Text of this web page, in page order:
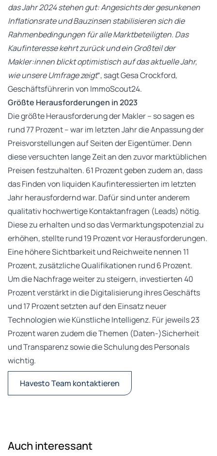
das Jahr 2024 stehen gut: Angesichts der gesunkenen
Inflationsrate und Bauzinsen stabilisieren sich die
Rahmenbedingungen für alle Marktbeteiligten. Das
Kaufinteresse kehrt zurück und ein Großteil der
Makler:innen blickt optimistisch auf das aktuelle Jahr,
wie unsere Umfrage zeigt“, sagt Gesa Crockford,
Geschäftsführerin von ImmoScout24.
Größte Herausforderungen in 2023
Die größte Herausforderung der Makler – so sagen es
rund 77 Prozent – war im letzten Jahr die Anpassung der
Preisvorstellungen auf Seiten der Eigentümer. Denn
diese versuchten lange Zeit an den zuvor marktüblichen
Preisen festzuhalten. 61 Prozent geben zudem an, dass
das Finden von liquiden Kaufinteressierten im letzten
Jahr herausfordernd war. Dafür sind unter anderem
qualitativ hochwertige Kontaktanfragen (Leads) nötig.
Diese zu erhalten und so das Vermarktungspotenzial zu
erhöhen, stellte rund 19 Prozent vor Herausforderungen.
Eine höhere Sichtbarkeit und Reichweite nennen 11
Prozent, zusätzliche Qualifikationen rund 6 Prozent.
Um die Nachfrage weiter zu steigern, investierten 40
Prozent verstärkt in die Digitalisierung ihres Geschäfts
und 17 Prozent setzten auf den Einsatz neuer
Technologien wie Künstliche Intelligenz. Für jeweils 23
Prozent waren zudem die Themen (Daten-)Sicherheit
und Transparenz sowie die Schulung des Personals
wichtig.
Havesto Team kontaktieren
Auch interessant